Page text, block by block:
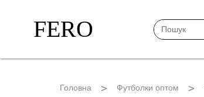
FERO
Головна Футболки оптом